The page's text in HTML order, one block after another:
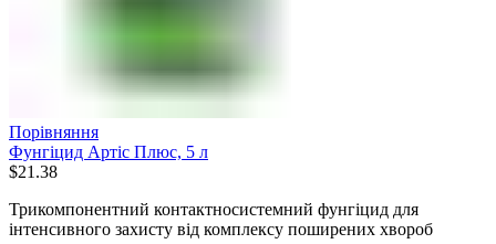
Порівняння
Фунгіцид Артіс Плюс, 5 л
$21.38
Трикомпонентний контактносистемний фунгіцид для
інтенсивного захисту від комплексу поширених хвороб